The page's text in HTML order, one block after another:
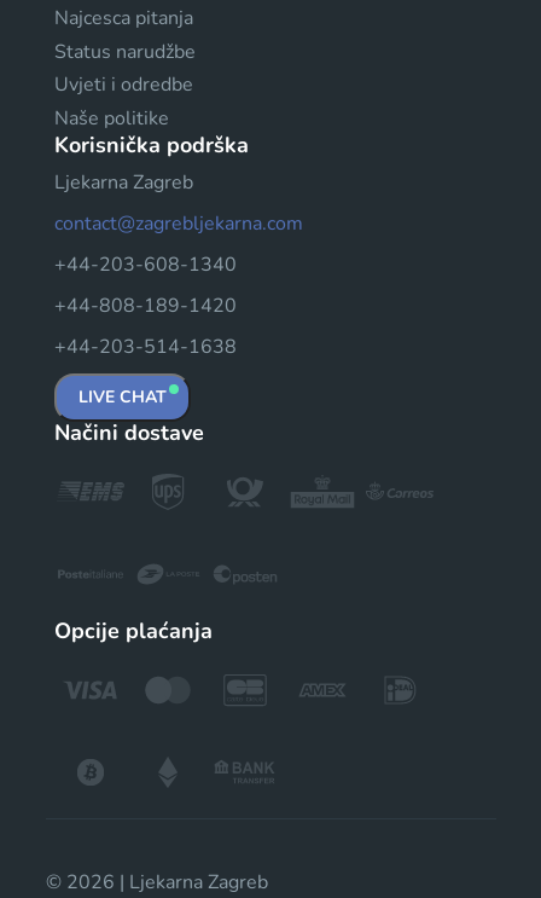
Najcesca pitanja
Status narudžbe
Uvjeti i odredbe
Naše politike
Korisnička podrška
Ljekarna Zagreb
contact@zagrebljekarna.com
+44-203-608-1340
+44-808-189-1420
+44-203-514-1638
LIVE CHAT
Načini dostave
Opcije plaćanja
© 2026 | Ljekarna Zagreb